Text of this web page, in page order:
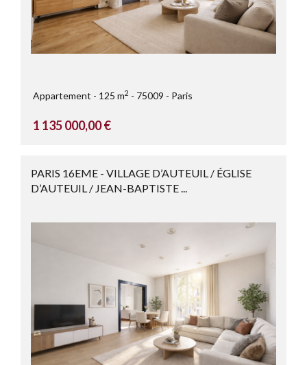
Appartement 125 m2 75009 Paris
1 135 000,00 €
PARIS 16EME - VILLAGE D’AUTEUIL / ÉGLISE
D’AUTEUIL / JEAN-BAPTISTE ...